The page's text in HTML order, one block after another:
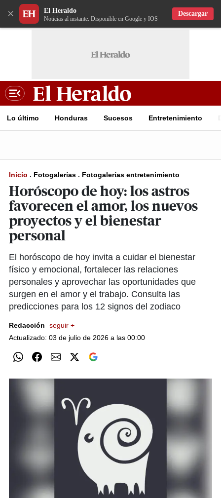
× El Heraldo
Noticias al instante. Disponible en Google y IOS
Descargar
Lo último Honduras Sucesos Entretenimiento
Inicio . Fotogalerías . Fotogalerías entretenimiento
Horóscopo de hoy: los astros
favorecen el amor, los nuevos
proyectos y el bienestar
personal
El horóscopo de hoy invita a cuidar el bienestar
físico y emocional, fortalecer las relaciones
personales y aprovechar las oportunidades que
surgen en el amor y el trabajo. Consulta las
predicciones para los 12 signos del zodiaco
Redacción
seguir +
Actualizado: 03 de julio de 2026 a las 00:00